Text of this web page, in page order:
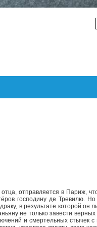
отправляется в Париж,
господину де Тревилю.
в результате которой он
не только завести
и смертельных стычек с